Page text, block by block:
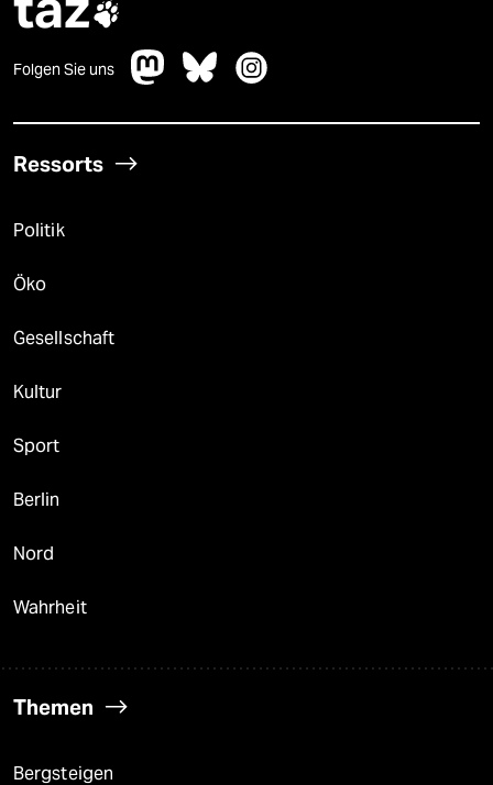

Folgen Sie uns
Ressorts
Politik
Öko
Gesellschaft
Kultur
Sport
Berlin
Nord
Wahrheit
Themen
Bergsteigen